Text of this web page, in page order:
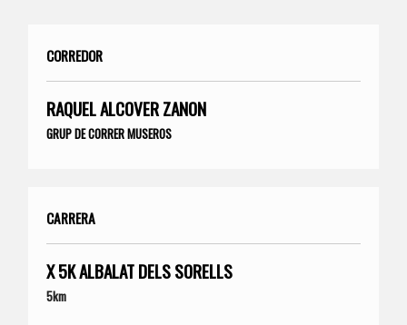
CORREDOR
RAQUEL ALCOVER ZANON
GRUP DE CORRER MUSEROS
CARRERA
X 5K ALBALAT DELS SORELLS
5km